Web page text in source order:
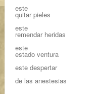
este
quitar pieles
este
remendar heridas
este
estado ventura
este despertar
de las anestesias